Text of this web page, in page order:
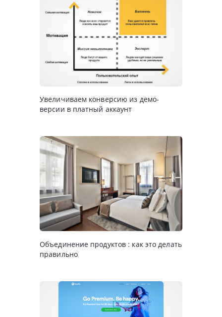
Увеличиваем конверсию из демо-
версии в платный аккаунт
Объединение продуктов : как это делать
правильно